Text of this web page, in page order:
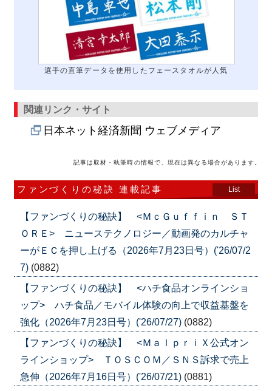
選手の直筆データを使用したフェースタオルが人気
関連リンク・サイト
日本ネット経済新聞 ウェブメディア
記事は取材・執筆時の情報で、現在は異なる場合があります。
ファンづくりの秘訣 連載記事 List
【ファンづくりの秘訣】 <ＭｃＧｕｆｆｉｎ ＳＴ
ＯＲＥ> ニューステクノロジー／動画発のカルチャ
ーがＥＣを押し上げる（2026年7月23日号）('26/07/2
7) (0882)
【ファンづくりの秘訣】 <ハチ食品オンラインショ
ップ> ハチ食品／モバイル体験の向上で収益基盤を
強化（2026年7月23日号）('26/07/27) (0882)
【ファンづくりの秘訣】 <ＭａｌｐｒｉＸ公式オン
ラインショップ> ＴＯＳＣＯＭ／ＳＮＳ訴求で売上
急伸（2026年7月16日号）('26/07/21) (0881)